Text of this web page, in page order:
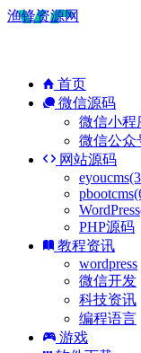
渔锋资源网
首页
微信源码
微信小程
微信公众
网站源码
PHP源码
教程资讯
wordpress
微信开发
科技资讯
编程语言
游戏